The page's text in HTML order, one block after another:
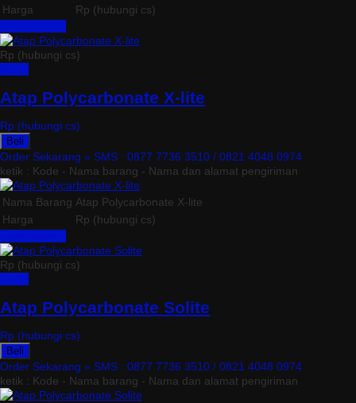
Harga
Rp (hubungi cs)
Rp (hubungi cs)
Atap Polycarbonate X-lite
Rp (hubungi cs)
Beli
Order Sekarang » SMS : 0877 7736 3510 / 0821 4048 0974
ketik : Kode - Nama barang - Nama dan alamat pengiriman
Nama Barang Atap Polycarbonate X-lite
Harga
Rp (hubungi cs)
Rp (hubungi cs)
Atap Polycarbonate Solite
Rp (hubungi cs)
Beli
Order Sekarang » SMS : 0877 7736 3510 / 0821 4048 0974
ketik : Kode - Nama barang - Nama dan alamat pengiriman